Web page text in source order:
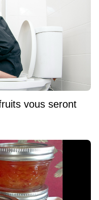
vous seront